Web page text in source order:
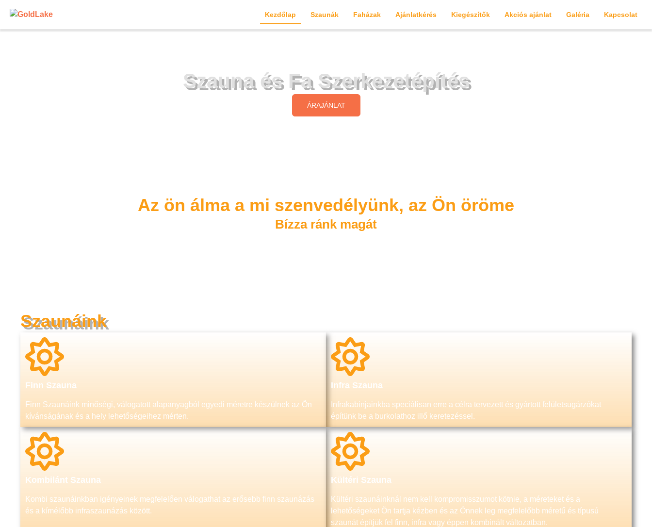
Kezdőlap Szaunák Faházak Ajánlatkérés Kiegészítők Akciós ajánlat Galéria Kapcsolat
Szauna és Fa Szerkezetépítés
ÁRAJÁNLAT
Az ön álma a mi szenvedélyünk, az Ön öröme
Bízza ránk magát
Szaunáink
Finn Szauna
Finn Szaunáink minőségi, válogatott alapanyagból egyedi méretre készülnek az Ön
kívánságának és a hely lehetőségeihez mérten.
Infra Szauna
Infrakabinjainkba speciálisan erre a célra tervezett és gyártott felületsugárzókat
építünk be a burkolathoz illő keretezéssel.
Kombilánt Szauna
Kombi szaunáinkban igényeinek megfelelően válogathat az erősebb finn szaunázás
és a kímélőbb infraszaunázás között.
Kültéri Szauna
Kültéri szaunáinknál nem kell kompromisszumot kötnie, a méreteket és a
lehetőségeket Ön tartja kézben és az Önnek leg megfelelőbb méretű és típusú
szaunát építjük fel finn, infra vagy éppen kombinált változatban.